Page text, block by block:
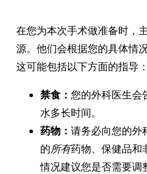
在您为本次手术做准备时，
源。他们会根据您的具体情
这可能包括以下方面的指导：
禁食： 您的外科医生会
水多长时间。
药物： 请务必向您的外
的所有药物、保健品和
情况建议您是否需要调